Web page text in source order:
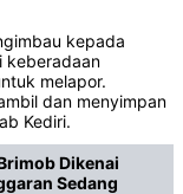
kepada
keberadaan
melapor.
dan menyimpan
Kediri.
Dikenai
Sedang